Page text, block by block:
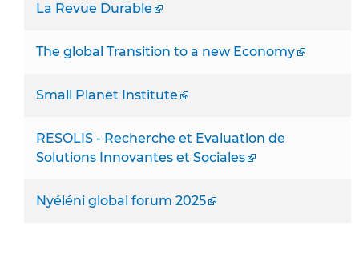
La Revue Durable
The global Transition to a new Economy
Small Planet Institute
RESOLIS - Recherche et Evaluation de
Solutions Innovantes et Sociales
Nyéléni global forum 2025